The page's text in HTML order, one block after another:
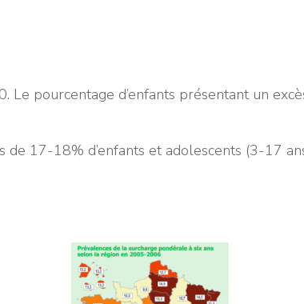
pourcentage d’enfants présentant un
17-18% d’enfants et adolescents (3-17